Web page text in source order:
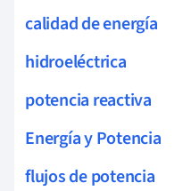
calidad de energía
hidroeléctrica
potencia reactiva
Energía y Potencia
flujos de potencia